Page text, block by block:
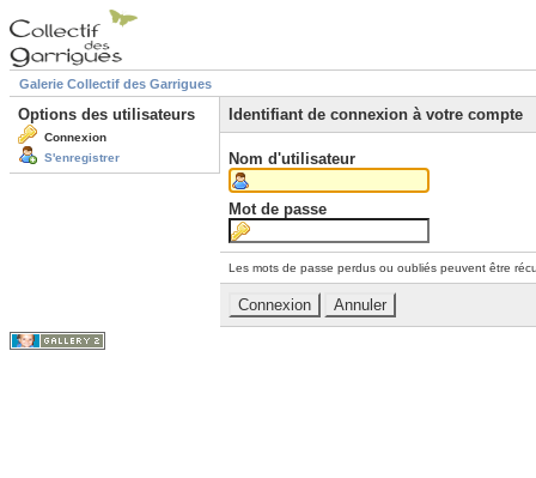
Galerie Collectif des Garrigues
Options des utilisateurs
Connexion
S'enregistrer
Identifiant de connexion à votre compte
Nom d'utilisateur
Mot de passe
Les mots de passe perdus ou oubliés peuvent être